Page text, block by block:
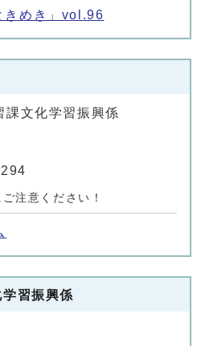
きめき」vol.96
課文化学習振興係
注意ください！
習振興係